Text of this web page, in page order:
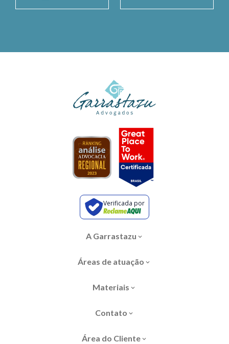
Verificada por
A Garrastazu
Áreas de atuação
Materiais
Contato
Área do Cliente